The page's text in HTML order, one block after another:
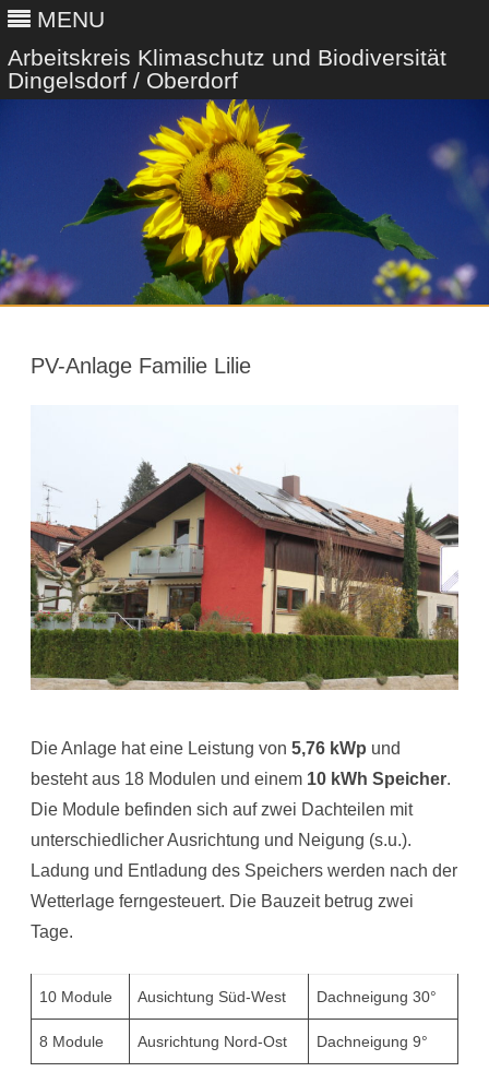
MENU
Arbeitskreis Klimaschutz und Biodiversität
Dingelsdorf / Oberdorf
PV-Anlage Familie Lilie
Die Anlage hat eine Leistung von 5,76 kWp und
besteht aus 18 Modulen und einem 10 kWh Speicher.
Die Module befinden sich auf zwei Dachteilen mit
unterschiedlicher Ausrichtung und Neigung (s.u.).
Ladung und Entladung des Speichers werden nach der
Wetterlage ferngesteuert. Die Bauzeit betrug zwei
Tage.
10 Module Ausichtung Süd-West Dachneigung 30°
8 Module Ausrichtung Nord-Ost Dachneigung 9°